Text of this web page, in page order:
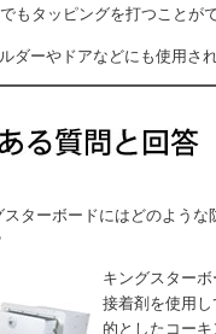
もタッピングを打つことが
ダーやドアなどにも使用さ
スターボードにはどのよう
キングスター
接着剤を使用
的としたコー